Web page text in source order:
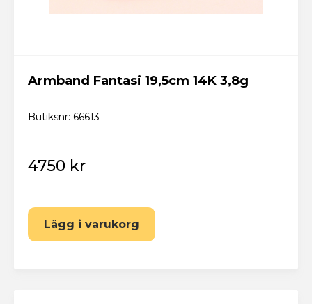
Armband Fantasi 19,5cm 14K 3,8g
Butiksnr: 66613
4750 kr
Lägg i varukorg